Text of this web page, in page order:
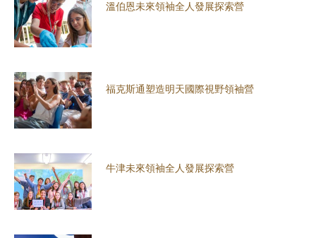
溫伯恩未來領袖全人發展探索營
福克斯通塑造明天國際視野領袖營
牛津未來領袖全人發展探索營